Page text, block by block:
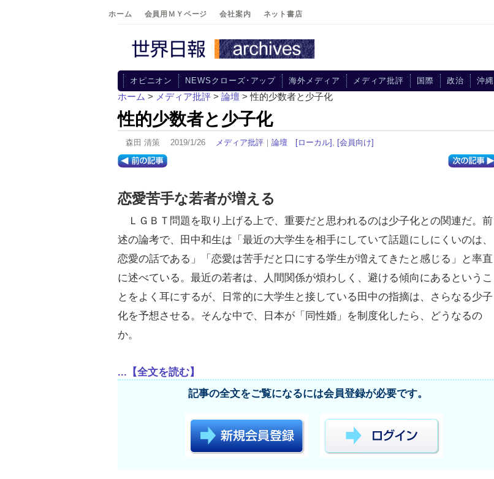
ホーム 会員用ＭＹページ 会社案内 ネット書店
オピニオン NEWSクローズ･アップ 海外メディア メディア批評 国際 政治 沖縄
ホーム > メディア批評 > 論壇 > 性的少数者と少子化
性的少数者と少子化
森田 清策 2019/1/26 メディア批評 ｜ 論壇 [ローカル] , [会員向け]
恋愛苦手な若者が増える
ＬＧＢＴ問題を取り上げる上で、重要だと思われるのは少子化との関連だ。前
述の論考で、田中和生は「最近の大学生を相手にしていて話題にしにくいのは、
恋愛の話である」「恋愛は苦手だと口にする学生が増えてきたと感じる」と率直
に述べている。最近の若者は、人間関係が煩わしく、避ける傾向にあるというこ
とをよく耳にするが、日常的に大学生と接している田中の指摘は、さらなる少子
化を予想させる。そんな中で、日本が「同性婚」を制度化したら、どうなるの
か。
...【全文を読む】
記事の全文をご覧になるには会員登録が必要です。